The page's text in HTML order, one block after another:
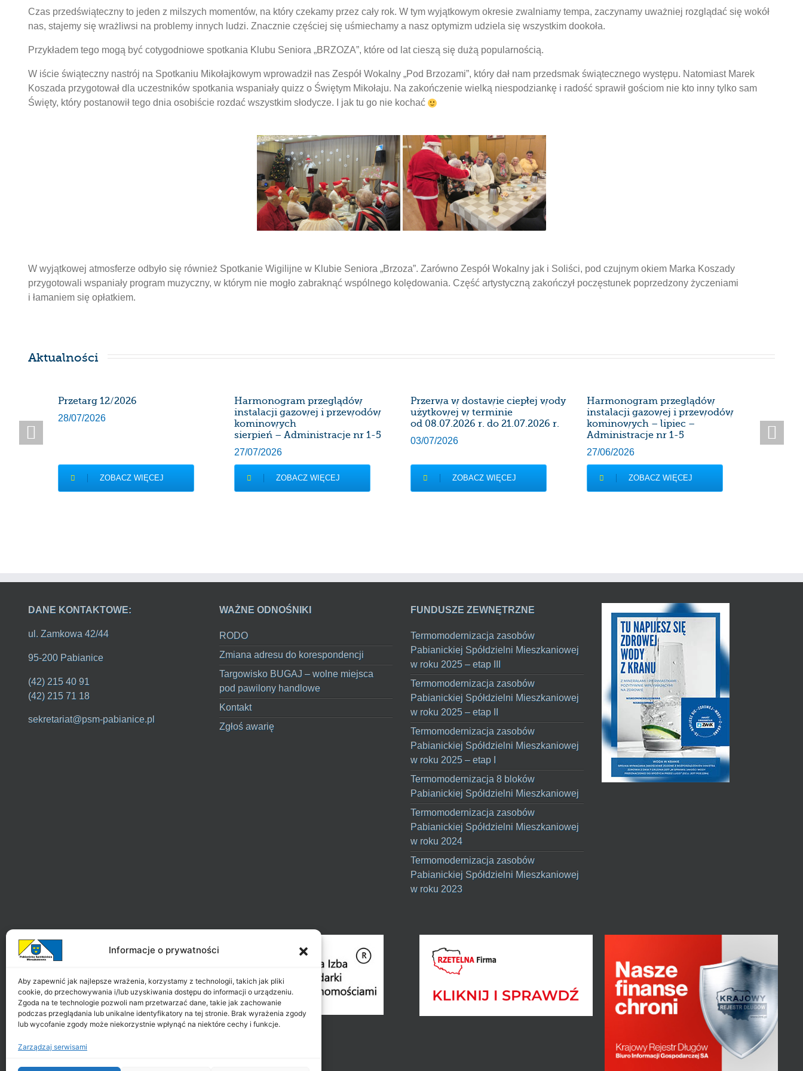
Informacje o prywatności
Aby zapewnić jak najlepsze wrażenia, korzystamy z technologii, takich jak pliki
cookie, do przechowywania i/lub uzyskiwania dostępu do informacji o urządzeniu.
Zgoda na te technologie pozwoli nam przetwarzać dane, takie jak zachowanie
podczas przeglądania lub unikalne identyfikatory na tej stronie. Brak wyrażenia zgody
lub wycofanie zgody może niekorzystnie wpłynąć na niektóre cechy i funkcje.
Zarządzaj serwisami
Czas przedświąteczny to jeden z milszych momentów, na który czekamy przez cały rok. W tym wyjątkowym okresie zwalniamy tempa, zaczynamy uważniej rozglądać się wokół
nas, stajemy się wrażliwsi na problemy innych ludzi. Znacznie częściej się uśmiechamy a nasz optymizm udziela się wszystkim dookoła.
Przykładem tego mogą być cotygodniowe spotkania Klubu Seniora „BRZOZA”, które od lat cieszą się dużą popularnością.
W iście świąteczny nastrój na Spotkaniu Mikołajkowym wprowadził nas Zespół Wokalny „Pod Brzozami”, który dał nam przedsmak świątecznego występu. Natomiast Marek
Koszada przygotował dla uczestników spotkania wspaniały quizz o Świętym Mikołaju. Na zakończenie wielką niespodziankę i radość sprawił gościom nie kto inny tylko sam
Święty, który postanowił tego dnia osobiście rozdać wszystkim słodycze. I jak tu go nie kochać
W wyjątkowej atmosferze odbyło się również Spotkanie Wigilijne w Klubie Seniora „Brzoza”. Zarówno Zespół Wokalny jak i Soliści, pod czujnym okiem Marka Koszady
przygotowali wspaniały program muzyczny, w którym nie mogło zabraknąć wspólnego kolędowania. Część artystyczną zakończył poczęstunek poprzedzony życzeniami
i łamaniem się opłatkiem.
Aktualności
Przetarg 12/2026
28/07/2026
ZOBACZ WIĘCEJ
Harmonogram przeglądów
instalacji gazowej i przewodów
kominowych
sierpień – Administracje nr 1-5
27/07/2026
ZOBACZ WIĘCEJ
Przerwa w dostawie ciepłej wody
użytkowej w terminie
od 08.07.2026 r. do 21.07.2026 r.
03/07/2026
ZOBACZ WIĘCEJ
Harmonogram przeglądów
instalacji gazowej i przewodów
kominowych – lipiec –
Administracje nr 1-5
27/06/2026
ZOBACZ WIĘCEJ
DANE KONTAKTOWE:
ul. Zamkowa 42/44
95-200 Pabianice
(42) 215 40 91
(42) 215 71 18
sekretariat@psm-pabianice.pl
WAŻNE ODNOŚNIKI
RODO
Zmiana adresu do korespondencji
Targowisko BUGAJ – wolne miejsca
pod pawilony handlowe
Kontakt
Zgłoś awarię
FUNDUSZE ZEWNĘTRZNE
Termomodernizacja zasobów
Pabianickiej Spółdzielni Mieszkaniowej
w roku 2025 – etap III
Termomodernizacja zasobów
Pabianickiej Spółdzielni Mieszkaniowej
w roku 2025 – etap II
Termomodernizacja zasobów
Pabianickiej Spółdzielni Mieszkaniowej
w roku 2025 – etap I
Termomodernizacja 8 bloków
Pabianickiej Spółdzielni Mieszkaniowej
Termomodernizacja zasobów
Pabianickiej Spółdzielni Mieszkaniowej
w roku 2024
Termomodernizacja zasobów
Pabianickiej Spółdzielni Mieszkaniowej
w roku 2023